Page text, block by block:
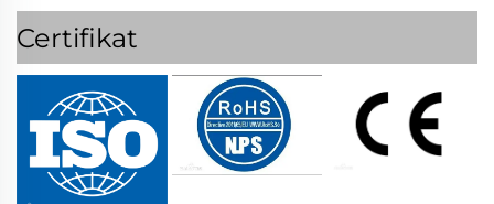
Certifikat